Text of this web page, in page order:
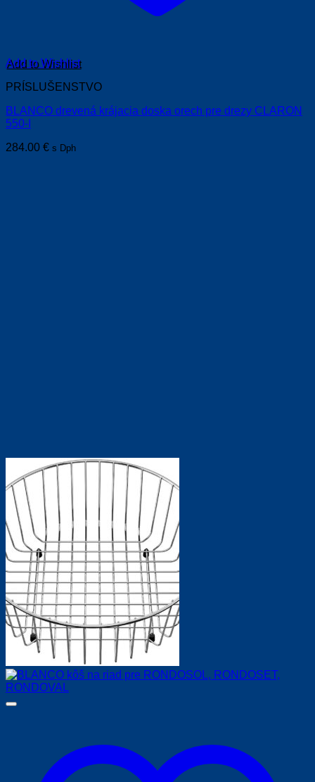
Add to Wishlist
PRÍSLUŠENSTVO
BLANCO drevená krájacia doska orech pre drezy CLARON
550-I
284.00 € s Dph